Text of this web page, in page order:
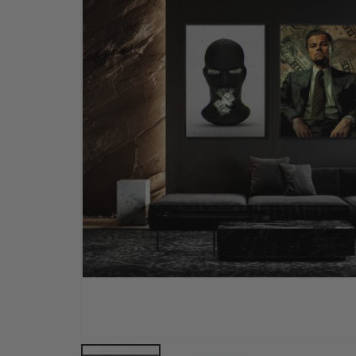
Personalisierte Poster – Karikatur / Cartoon-